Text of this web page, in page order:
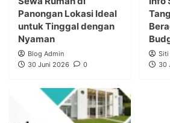
Panongan Lokasi Ideal
untuk Tinggal dengan
Nyaman
Blog Admin
30 Juni 2026
0
Siti
30